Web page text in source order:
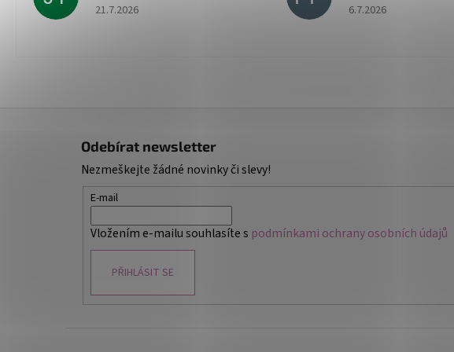
Hodnocení obchodu je 5 z 5 hvězdiček.
21.7.2026 Hodnocení obchodu je
6.7.2026
Odebírat newsletter
Nezmeškejte žádné novinky či slevy!
E-mail
Vložením e-mailu souhlasíte s podmínkami ochrany osobních údajů
PŘIHLÁSIT SE